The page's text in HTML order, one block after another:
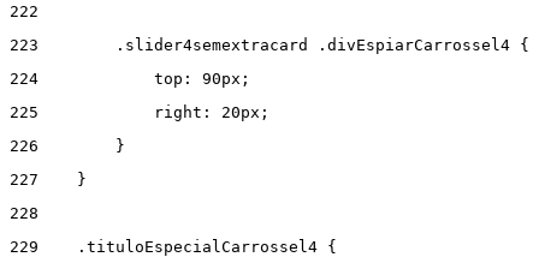
222
223
        .slider4semextracard .divEspiarCarrossel4 {
224
            top: 90px;
225
            right: 20px;
226
        }
227
    }
228
229
    .tituloEspecialCarrossel4 {